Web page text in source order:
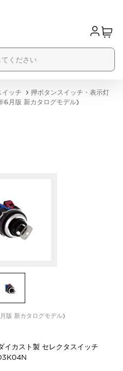
イッチ
押ボタンスイッチ・表示灯
月版 新カタログモデル)
版 新カタログモデル)
カスト製 セレクタスイッチ